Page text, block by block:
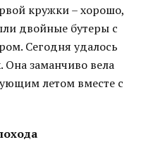
кружки – хорошо,
двойные бутеры с
Сегодня удалось
Она заманчиво вела
летом вместе с